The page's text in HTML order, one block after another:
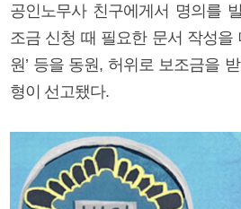
공인노무사 친구에게서 명의를
조금 신청 때 필요한 문서 작성을
원’ 등을 동원, 허위로 보조금을
형이 선고됐다.